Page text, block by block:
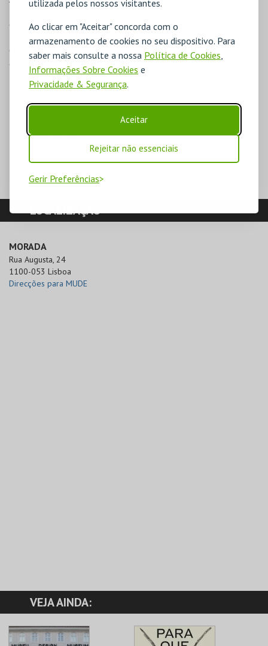
utilizada pelos nossos visitantes.
Ao clicar em "Aceitar" concorda com o
armazenamento de cookies no seu dispositivo. Para
saber mais consulte a nossa Política de Cookies,
Informações Sobre Cookies e
Privacidade & Segurança.
Aceitar
Rejeitar não essenciais
Gerir Preferências
3ª a 5ª feira: 10h-18h
6ª e sábado: 10h-20h
Domingo: 10h-18h
O museu está fechado segundas-feiras, 25 de dezembro e 1
de janeiro.
Dia 24 e dia 31 de dezembro, o museu encerra às 16 horas.
Última entrada às 15h30.
PREÇOS
Estudantes
Jovens (13- 25 anos)
Seniores
LOCALIZAÇÃO
MORADA
Rua Augusta, 24
1100-053 Lisboa
Direcções para MUDE
VEJA AINDA: